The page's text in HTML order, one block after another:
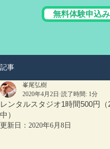
無料体験申込み
記事
レンタルスタジオ1時間500円
中）
峯尾弘樹
2020年4月2日 読了時間: 1分
更新日： 2020年6月8日